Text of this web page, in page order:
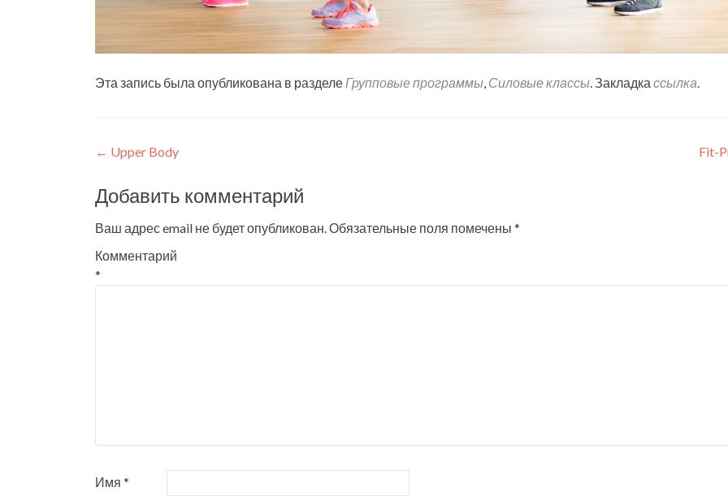
Эта запись была опубликована в разделеГрупповые программы, Силовые классы. Закладка ссылка.
Навигация
по
записям
← Upper Body Fit-
Добавить комментарий
Ваш адрес email не будет опубликован.Обязательные поля помечены *
Комментарий
*
Имя *